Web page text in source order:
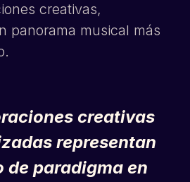
creativas,
panorama musical más
creativas
representan
de paradigma en